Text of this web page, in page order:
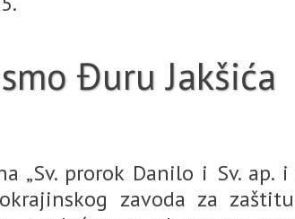
Đuru Jakšića
„Sv. prorok Danilo i Sv.
zavoda za